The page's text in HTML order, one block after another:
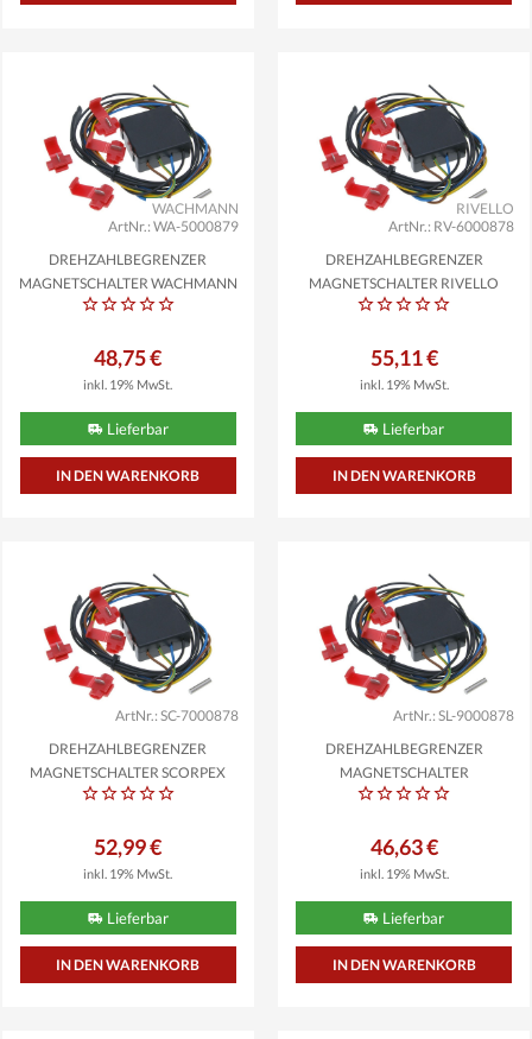
ArtNr.: WA-5000879
WACHMANN
DREHZAHLBEGRENZER
MAGNETSCHALTER WACHMANN
KOMPATIBEL...
48,75 €
inkl. 19% MwSt.
Lieferbar
ArtNr.: RV-6000878
RIVELLO
DREHZAHLBEGRENZER
MAGNETSCHALTER RIVELLO
BETA,...
55,11 €
inkl. 19% MwSt.
Lieferbar
ArtNr.: SC-7000878
DREHZAHLBEGRENZER
MAGNETSCHALTER SCORPEX
KOMPATIBEL...
52,99 €
inkl. 19% MwSt.
Lieferbar
ArtNr.: SL-9000878
DREHZAHLBEGRENZER
MAGNETSCHALTER
STREETLIGHTS...
46,63 €
inkl. 19% MwSt.
Lieferbar